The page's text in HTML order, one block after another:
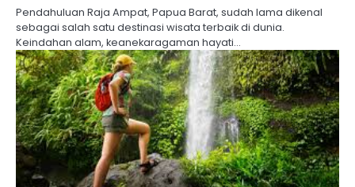
Pendahuluan Raja Ampat, Papua Barat, sudah lama dikenal
sebagai salah satu destinasi wisata terbaik di dunia.
Keindahan alam, keanekaragaman hayati…